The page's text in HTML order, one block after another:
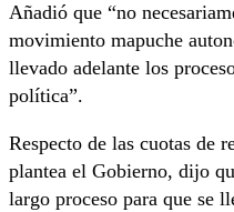
Añadió que “no
movimiento mapuche
llevado adelante los
política”.
Respecto de las cuotas de
plantea el Gobierno, dijo
largo proceso para que se